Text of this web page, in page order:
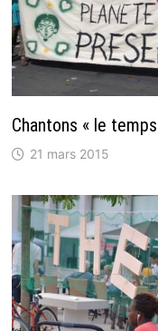
Chantons « le
21 mars 2015